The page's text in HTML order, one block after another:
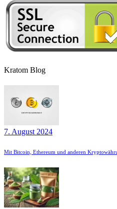
Kratom Blog
7. August 2024
Mit Bitcoin, Ethereum und anderen